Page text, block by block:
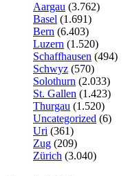
Aargau (3.762)
Basel (1.691)
Bern (6.403)
Luzern (1.520)
Schaffhausen (494)
Schwyz (570)
Solothurn (2.033)
St. Gallen (1.423)
Thurgau (1.520)
Uncategorized (6)
Uri (361)
Zug (209)
Zürich (3.040)